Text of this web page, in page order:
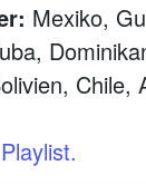
Mexiko,
Chile,